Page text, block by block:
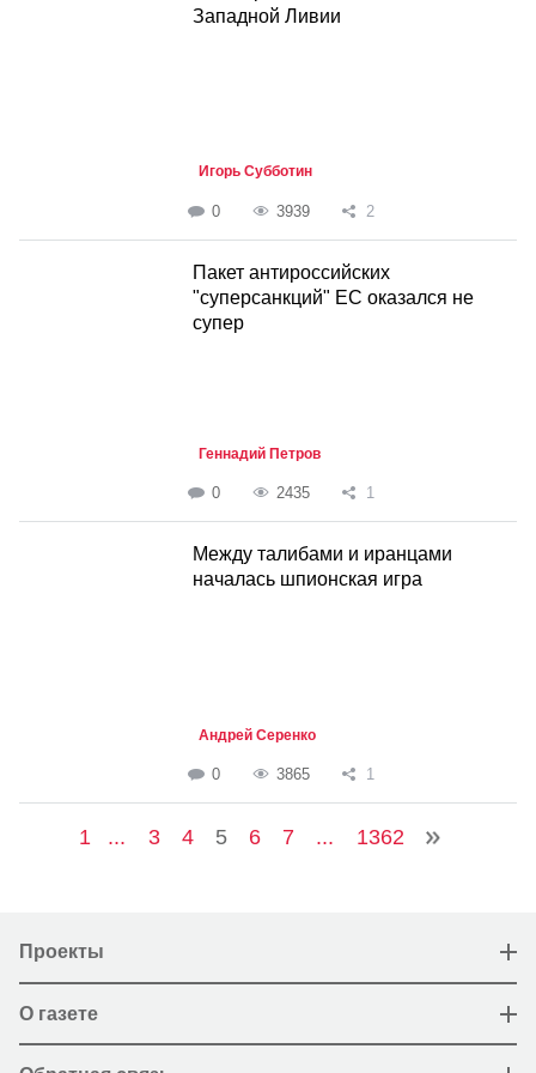
Западной Ливии
Игорь Субботин
0 3939 2
Пакет антироссийских
"суперсанкций" ЕС оказался не
супер
Геннадий Петров
0 2435 1
Между талибами и иранцами
началась шпионская игра
Андрей Серенко
0 3865 1
1 ... 3 4 5 6 7 ... 1362
Проекты
О газете